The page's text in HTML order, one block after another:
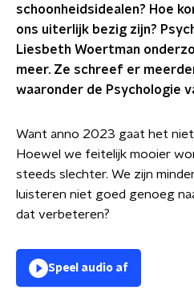
schoonheidsidealen? Hoe
ons uiterlijk bezig zijn?
Liesbeth Woertman
meer. Ze schreef er
waaronder de Psychologie
Want anno 2023 gaat het
Hoewel we feitelijk mooier
steeds slechter. We zijn
luisteren niet goed genoeg
dat verbeteren?
Speel audio af